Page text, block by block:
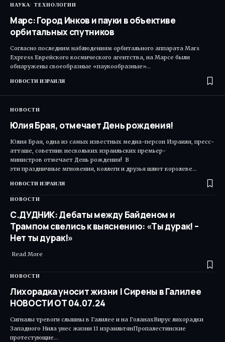
НАУКА ТЕХНОЛОГИИ
Марс: Город Инков и пауки в объективе
орбитальных спутников
Согласно последним наблюдениям орбитального аппарата Mars
Express Еврейского космического агентства, на Марсе были
обнаружены своеобразные «паукообразные»…
НОВОСТИ ИЗРАИЛЯ
НОВОСТИ
Юлия Брая, отмечает День рождения!
Юлия Брая, одна из самых известных медиа-персон Израиля, пресс-
атташе, советник нескольких израильских премьер-
министров отмечает День рождения! В
эти праздничные мгновения, коллеги и друзья шлют королеве…
НОВОСТИ ИЗРАИЛЯ
НОВОСТИ
С.ДУДНИК: Дебаты между Байденом и
Трампом свелись к выяснению: «Ты дурак! –
Нет ты дурак!»
Read More ​
НОВОСТИ
Лихорадка уносит жизни | Сирены в Галилее
НОВОСТИ ОТ 04.07.24
Сигналы тревоги слышны в Галилее и на ГоланахВирус лихорадки
Западного Нила унес жизни 11 израильтянПропалестинские
протестующие…